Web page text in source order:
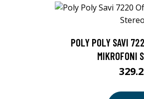
POLY POLY SAVI
MIKROFONI